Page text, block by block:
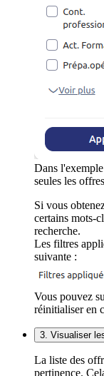
Dans
seules les
Si vous
certains mots-
recherche.
Les filtres
suivante :
Vous pouvez
réinitialiser en
3. Visualiser
La liste des
pertinence.